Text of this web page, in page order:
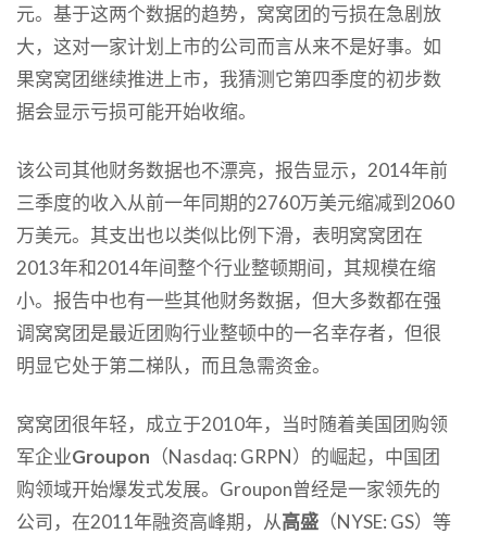
元。基于这两个数据的趋势，窝窝团的亏损在急剧放
大，这对一家计划上市的公司而言从来不是好事。如
果窝窝团继续推进上市，我猜测它第四季度的初步数
据会显示亏损可能开始收缩。
该公司其他财务数据也不漂亮，报告显示，2014年前
三季度的收入从前一年同期的2760万美元缩减到2060
万美元。其支出也以类似比例下滑，表明窝窝团在
2013年和2014年间整个行业整顿期间，其规模在缩
小。报告中也有一些其他财务数据，但大多数都在强
调窝窝团是最近团购行业整顿中的一名幸存者，但很
明显它处于第二梯队，而且急需资金。
窝窝团很年轻，成立于2010年，当时随着美国团购领
军企业Groupon （Nasdaq: GRPN）的崛起，中国团
购领域开始爆发式发展。Groupon曾经是一家领先的
公司，在2011年融资高峰期，从高盛 （NYSE: GS）等